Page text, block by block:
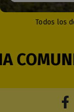
Todos los